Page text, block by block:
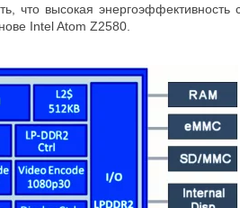
что высокая
Intel Atom Z2580.